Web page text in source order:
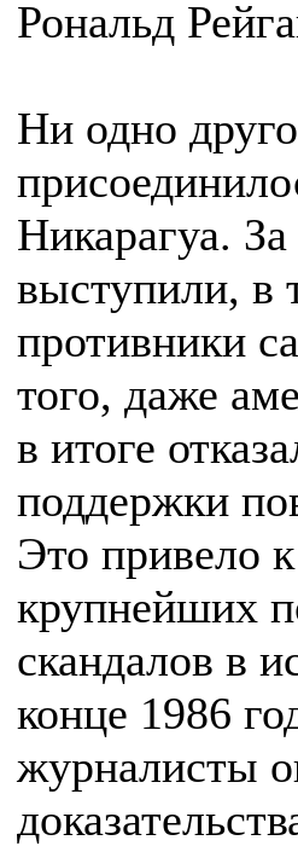
Рональд
Ни одно
Никарагуа.
выступили, в
противники
того, даже
в итоге
поддержки
Это привело
крупнейших
скандалов в
конце 1986
журналисты